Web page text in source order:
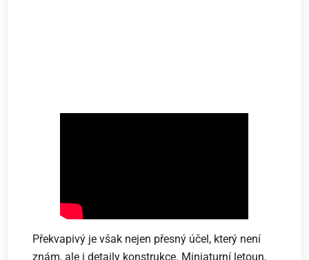
Překvapivý je však nejen přesný účel, který není
znám, ale i detaily konstrukce. Miniaturní letoun,